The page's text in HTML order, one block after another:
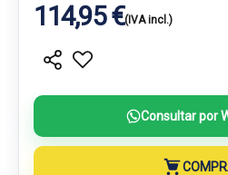
114,95 €(IVA incl.)
Consultar por